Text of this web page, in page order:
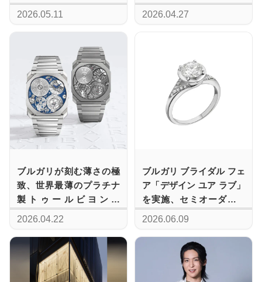
のプロモーションに登場
2026.05.11
世界観
2026.04.27
ブルガリが刻む薄さの極
致、世界最薄のプラチナ
製トゥールビヨンが
Watches & Wonders
2026.04.22
ブルガリ ブライダル フェ
ア「デザイン ユア ラブ」
を実施、セミオーダーで
紡ぐ世界にひとつの指輪
2026.06.09